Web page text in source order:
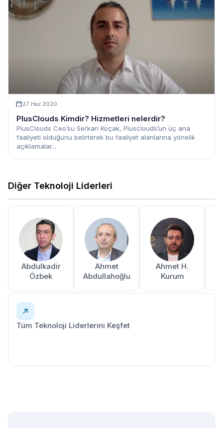
27 Haz 2020
PlusClouds Kimdir? Hizmetleri nelerdir?
PlusClouds Ceo’su Serkan Koçak, Plusclouds’un üç ana
faaliyeti olduğunu belirterek bu faaliyet alanlarına yönelik
açıklamalar...
Diğer Teknoloji Liderleri
Abdulkadir
Özbek
Ahmet
Abdullahoğlu
Ahmet H.
Kurum
Tüm Teknoloji Liderlerini Keşfet